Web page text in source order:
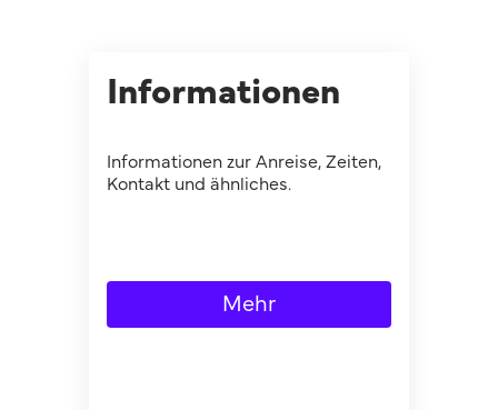
Informationen
Informationen zur Anreise, Zeiten,
Kontakt und ähnliches.
Mehr